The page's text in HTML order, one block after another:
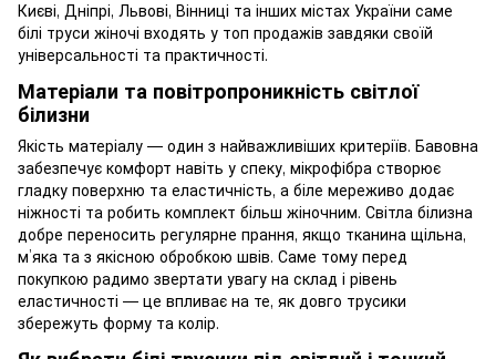
Києві, Дніпрі, Львові, Вінниці та інших містах України саме
білі труси жіночі входять у топ продажів завдяки своїй
універсальності та практичності.
Матеріали та повітропроникність світлої
білизни
Якість матеріалу — один з найважливіших критеріїв. Бавовна
забезпечує комфорт навіть у спеку, мікрофібра створює
гладку поверхню та еластичність, а біле мереживо додає
ніжності та робить комплект більш жіночним. Світла білизна
добре переносить регулярне прання, якщо тканина щільна,
м’яка та з якісною обробкою швів. Саме тому перед
покупкою радимо звертати увагу на склад і рівень
еластичності — це впливає на те, як довго трусики
збережуть форму та колір.